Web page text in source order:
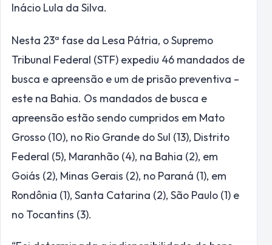
Inácio Lula da Silva.
Nesta 23ª fase da Lesa Pátria, o Supremo
Tribunal Federal (STF) expediu 46 mandados de
busca e apreensão e um de prisão preventiva –
este na Bahia. Os mandados de busca e
apreensão estão sendo cumpridos em Mato
Grosso (10), no Rio Grande do Sul (13), Distrito
Federal (5), Maranhão (4), na Bahia (2), em
Goiás (2), Minas Gerais (2), no Paraná (1), em
Rondônia (1), Santa Catarina (2), São Paulo (1) e
no Tocantins (3).